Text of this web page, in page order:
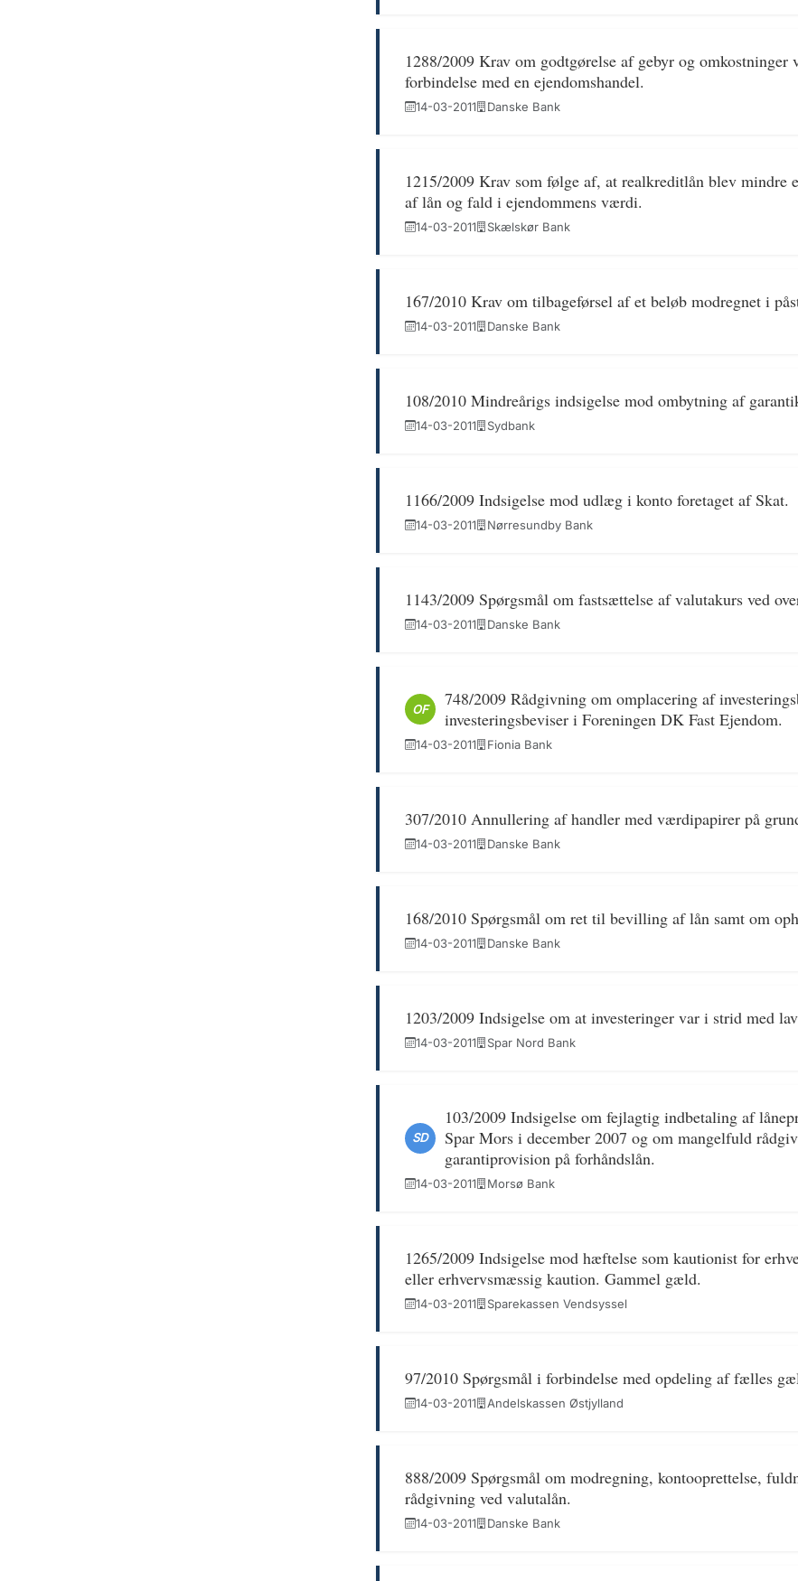
1288/2009 Krav om godtgørelse af gebyr og omkostninger
forbindelse med en ejendomshandel.
14-03-2011 Danske Bank
1215/2009 Krav som følge af, at realkreditlån blev mindre
af lån og fald i ejendommens værdi.
14-03-2011 Skælskør Bank
167/2010 Krav om tilbageførsel af et beløb modregnet i
14-03-2011 Danske Bank
108/2010 Mindreårigs indsigelse mod ombytning af
14-03-2011 Sydbank
1166/2009 Indsigelse mod udlæg i konto foretaget af Skat.
14-03-2011 Nørresundby Bank
1143/2009 Spørgsmål om fastsættelse af valutakurs ved
14-03-2011 Danske Bank
OF
748/2009 Rådgivning om omplacering af
investeringsbeviser i Foreningen DK Fast Ejendom.
14-03-2011 Fionia Bank
307/2010 Annullering af handler med værdipapirer på
14-03-2011 Danske Bank
168/2010 Spørgsmål om ret til bevilling af lån samt om
14-03-2011 Danske Bank
1203/2009 Indsigelse om at investeringer var i strid med
14-03-2011 Spar Nord Bank
SD
103/2009 Indsigelse om fejlagtig indbetaling af
Spar Mors i december 2007 og om mangelfuld
garantiprovision på forhåndslån.
14-03-2011 Morsø Bank
1265/2009 Indsigelse mod hæftelse som kautionist for
eller erhvervsmæssig kaution. Gammel gæld.
14-03-2011 Sparekassen Vendsyssel
97/2010 Spørgsmål i forbindelse med opdeling af fælles
14-03-2011 Andelskassen Østjylland
888/2009 Spørgsmål om modregning, kontooprettelse,
rådgivning ved valutalån.
14-03-2011 Danske Bank